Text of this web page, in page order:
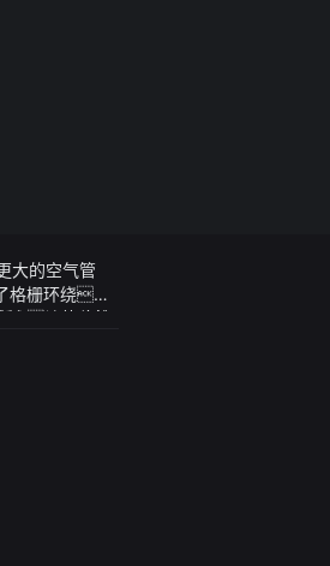
大的空气管
格栅环绕打
和 20 英寸的
日益逼近两
该草案没
们对经济和
反映年底前
义让两位鲛
见